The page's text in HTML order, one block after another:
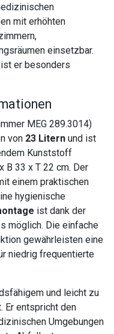
mit erhöhten
einsetzbar.
er besonders
MEG 289.3014)
von 23 Litern und ist
Kunststoff
B 33 x T 22 cm. Der
einem praktischen
hygienische
ist dank der
möglich. Die einfache
gewährleisten eine
niedrig frequentierte
und leicht zu
Er entspricht den
Umgebungen